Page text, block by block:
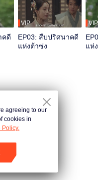
คดี
VIP
EP03: สืบปริศนาคดี
แห่งต้าซ่ง
VIP
แห่
าส (พากย์ไทย)
agreeing to our
cookies in
Policy.